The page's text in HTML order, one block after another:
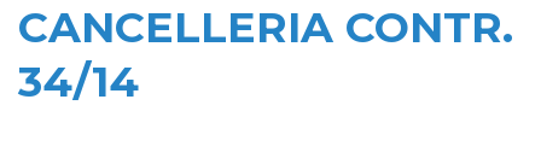
CANCELLERIA CONTR.
34/14